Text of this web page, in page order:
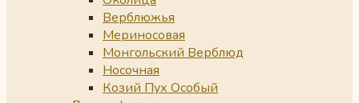
Верблюжья
Мериносовая
Монгольский Верблюд
Носочная
Козий Пух Особый